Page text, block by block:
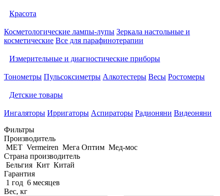
Красота
Косметологические лампы-лупы Зеркала настольные и
косметические Все для парафинотерапии
Измерительные и диагностические приборы
Тонометры Пульсоксиметры Алкотестеры Весы Ростомеры
Детские товары
Ингаляторы Ирригаторы Аспираторы Радионяни Видеоняни
Фильтры
Производитель
MET Vermeiren Мега Оптим Мед-мос
Страна производитель
Бельгия Кит Китай
Гарантия
1 год 6 месяцев
Вес, кг